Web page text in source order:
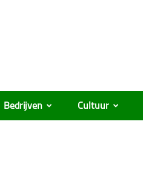
Bedrijven Cultuur